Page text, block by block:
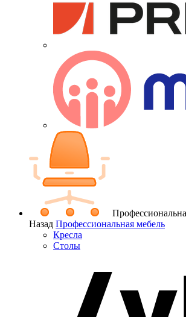
Назад Профессиональная мебель
Кресла
Столы